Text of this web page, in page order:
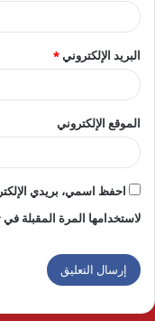
البريد الإلكتروني*
الموقع الإلكتروني
احفظ اسمي، بريدي
لاستخدامها المرة المقبلة في